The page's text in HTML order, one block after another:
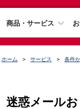
商品・サービス
ホーム サービス 条件
迷惑メール